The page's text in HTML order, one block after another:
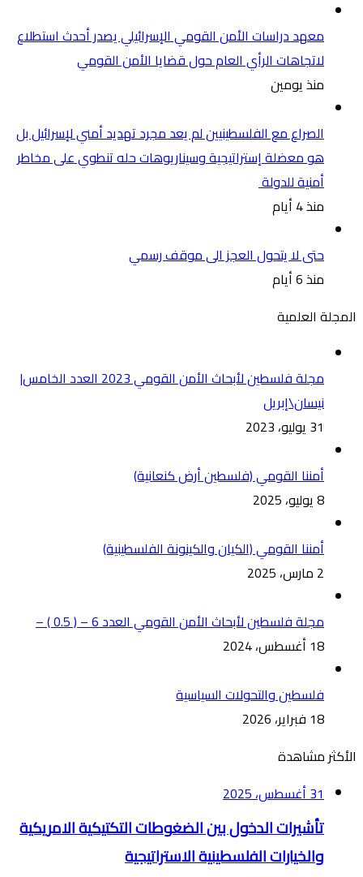
معهد دراسات الأمن القومي الإسرائيلي يصدر أحدث استطلاع
لاتجاهات الرأي العام حول قضايا الأمن القومي
منذ يومين
الصراع مع الفلسطينيين لم يعد مجرد تهديد أمني لإسرائيل بل
هو معضلة إستراتيجية وسيناريوهات حله تنطوي على مخاطر
أمنية للدولة
منذ 4 أيام
حتى لا يتحول العجز الى موقف رسمي
منذ 6 أيام
المجلة العلمية
مجلة فلسطين لأبحاث الأمن القومي 2023 العدد الخامس|
نيسان\إبريل
31 يوليو، 2023
أمننا القومي (فلسطين أرض كنعانية)
8 يوليو، 2025
أمننا القومي (الكيان والكينونة الفلسطينية)
2 مارس، 2025
مجلة فلسطين لأبحاث الأمن القومي العدد 6 – ( 0.5 ) –
18 أغسطس، 2024
فلسطين والتحولات السياسية
18 فبراير، 2026
الأكثر مشاهدة
31 أغسطس، 2025
تأشيرات الدخول بين الضغوطات التكتيكية الامريكية
والخيارات الفلسطينية الاستراتيجية